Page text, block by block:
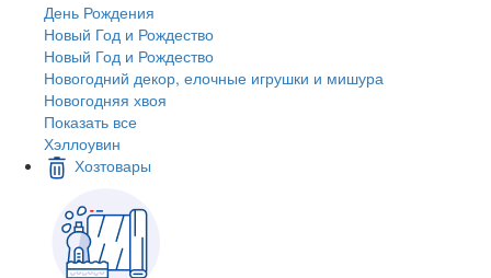
День Рождения
Новый Год и Рождество
Новый Год и Рождество
Новогодний декор, елочные игрушки и мишура
Новогодняя хвоя
Показать все
Хэллоувин
Хозтовары